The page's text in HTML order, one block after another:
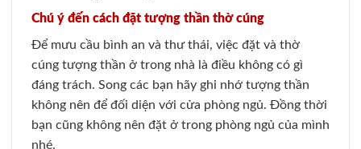
Chú ý đến cách đặt tượng thần thờ cúng
Để mưu cầu bình an và thư thái, việc đặt và thờ
cúng tượng thần ở trong nhà là điều không có gì
đáng trách. Song các bạn hãy ghi nhớ tượng thần
không nên để đối diện với cửa phòng ngủ. Đồng thời
bạn cũng không nên đặt ở trong phòng ngủ của mình
nhé.